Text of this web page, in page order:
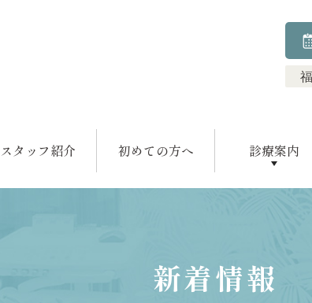
スタッフ紹介 初めての方へ 診療案内
新着情報